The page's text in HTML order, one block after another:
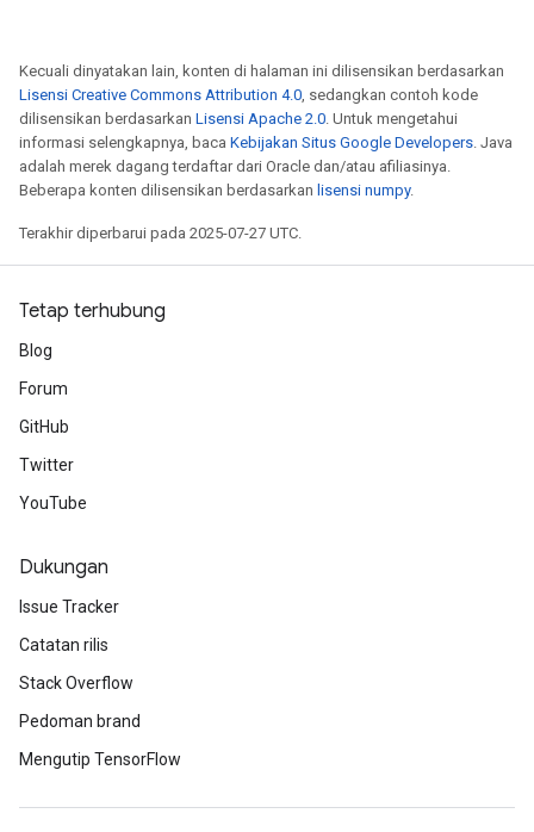
Kecuali dinyatakan lain, konten di halaman ini dilisensikan berdasarkan
Lisensi Creative Commons Attribution 4.0, sedangkan contoh kode
dilisensikan berdasarkan Lisensi Apache 2.0. Untuk mengetahui
informasi selengkapnya, baca Kebijakan Situs Google Developers. Java
adalah merek dagang terdaftar dari Oracle dan/atau afiliasinya.
Beberapa konten dilisensikan berdasarkan lisensi numpy.
Terakhir diperbarui pada 2025-07-27 UTC.
Tetap terhubung
Blog
Forum
GitHub
Twitter
YouTube
Dukungan
Issue Tracker
Catatan rilis
Stack Overflow
Pedoman brand
Mengutip TensorFlow